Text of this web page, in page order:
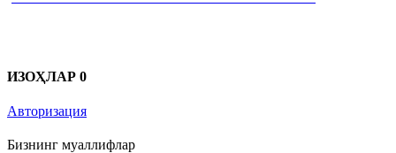
ИЗОҲЛАР 0
Авторизация
Бизнинг муаллифлар